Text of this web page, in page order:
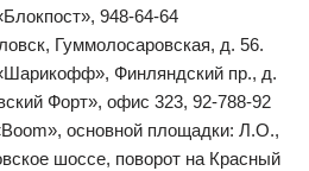
948-64-64
Гуммолосаровская, д. 56.
Финляндский пр., д.
Форт», офис 323, 92-788-92
основной площадки: Л.О.,
шоссе, поворот на Красный